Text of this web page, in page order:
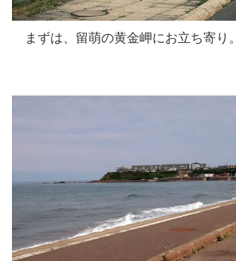
まずは、留萌の黄金岬にお立ち寄り。